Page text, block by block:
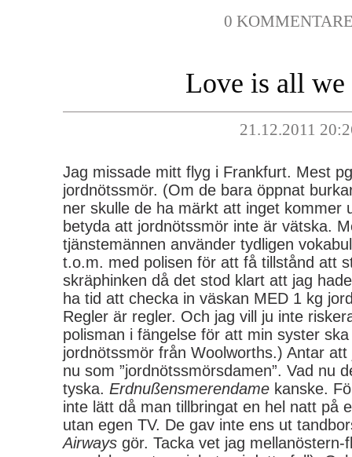
0
Love is all we
21.12.2011
Jag missade mitt flyg i Frankfurt. Mest
jordnötssmör. (Om de bara öppnat
ner skulle de ha märkt att inget kommer
betyda att jordnötssmör inte är vätska.
tjänstemännen använder tydligen
t.o.m. med polisen för att få tillstånd att
skräphinken då det stod klart att jag
ha tid att checka in väskan MED 1 kg
Regler är regler. Och jag vill ju inte
polisman i fängelse för att min syster
jordnötssmör från Woolworths.) Antar
nu som ”jordnötssmörsdamen”. Vad nu
tyska. Erdnußensmerendame kanske.
inte lätt då man tillbringat en hel natt på
utan egen TV. De gav inte ens ut
Airways gör. Tacka vet jag mellanöstern-